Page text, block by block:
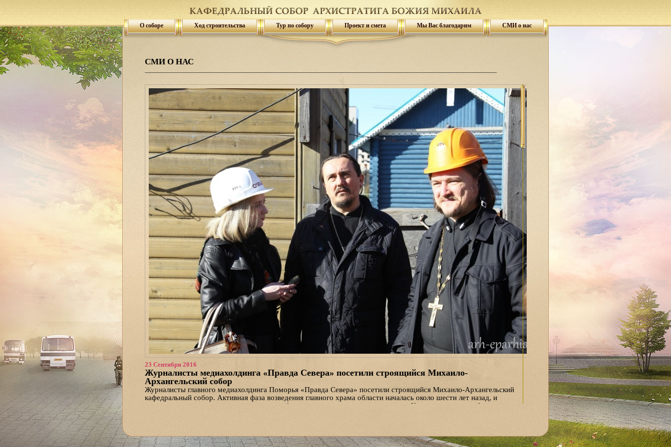
О соборе Ход строительства Тур по собору Проект и смета Мы Вас благодарим СМИ о нас
СМИ О НАС
23 Сентября 2016
Журналисты медиахолдинга «Правда Севера» посетили строящийся Михаило-
Архангельский собор
Журналисты главного медиахолдинга Поморья «Правда Севера» посетили строящийся Михаило-Архангельский
кафедральный собор. Активная фаза возведения главного храма области началась около шести лет назад, и
представители прессы посещают его в наиболее значимые этапы строительства. Корреспонденты побывали
внутри здания на верхнем клиросе (балконе) и поднялись на звонницу, откуда, с высоты почти 70 метров,
«Сначала будет открыт нижний храм, его планируем сдать зимой 2017 года, — пояснил журналистам